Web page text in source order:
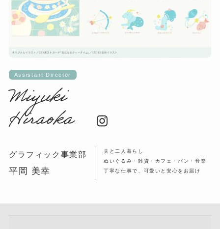
Assistant Director
Miyuki
Hiraoka
グラフィック事業部
平岡 美幸
夫と二人暮らし
ぬいぐるみ・雑貨・カフェ・パン・音楽
丁寧な仕事で、可愛いと安心をお届け